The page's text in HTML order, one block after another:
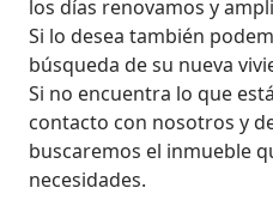
los días renovamos y
Si lo desea también
búsqueda de su nueva
Si no encuentra lo que
contacto con nosotros y
buscaremos el inmueble
necesidades.